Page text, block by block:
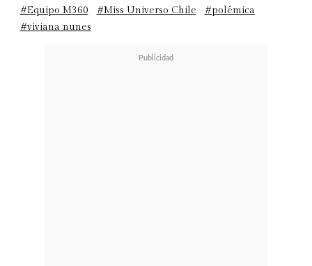
#Equipo M360
#Miss Universo Chile
#polémica
#viviana nunes